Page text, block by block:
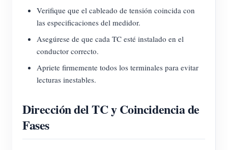
Verifique que el cableado de tensión coincida con
las especificaciones del medidor.
Asegúrese de que cada TC esté instalado en el
conductor correcto.
Apriete firmemente todos los terminales para evitar
lecturas inestables.
Dirección del TC y Coincidencia de
Fases